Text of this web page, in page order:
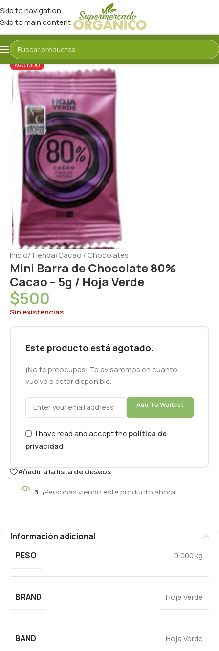
Skip to navigation
Skip to main content
AGOTADO
Inicio/Tienda/Cacao / Chocolates
Mini Barra de Chocolate 80%
Cacao – 5g / Hoja Verde
$500
Sin existencias
Este producto está agotado.
¡No te preocupes! Te avisaremos en cuanto
vuelva a estar disponible.
Add To Waitlist
I have read and accept the política de
privacidad
Añadir a la lista de deseos
3 ¡Personas viendo este producto ahora!
Información adicional
PESO
0,000 kg
BRAND Hoja Verde
BAND Hoja Verde